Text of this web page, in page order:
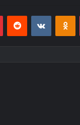
PinterestReddit